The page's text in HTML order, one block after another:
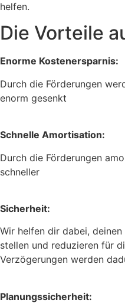
helfen.
Die Vorteile
Enorme Kostenersparnis:
Durch die Förderungen
enorm gesenkt
Schnelle Amortisation:
Durch die Förderungen
schneller
Sicherheit:
Wir helfen dir dabei,
stellen und reduzieren für
Verzögerungen werden
Planungssicherheit: